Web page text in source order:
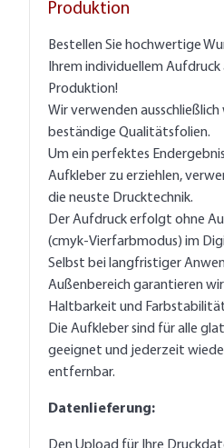
Produktion
Bestellen Sie hochwertige
Ihrem individuellem Aufdruck
Produktion!
Wir verwenden
beständige Qualitätsfolien.
Um ein perfektes
Aufkleber zu erziehlen,
die neuste Drucktechnik.
Der Aufdruck erfolgt ohne
(cmyk-Vierfarbmodus) im
Selbst bei langfristiger
Außenbereich garantieren
Haltbarkeit und
Die Aufkleber sind für alle
geeignet und jederzeit
entfernbar.
Datenlieferung: